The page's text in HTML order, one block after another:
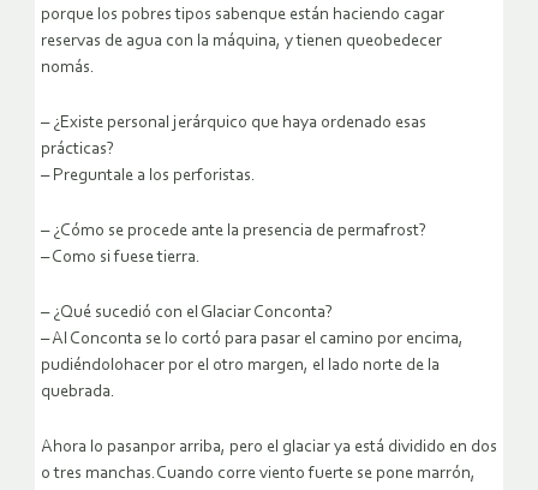
porque los pobres tipos sabenque están haciendo cagar
reservas de agua con la máquina, y tienen queobedecer
nomás.
– ¿Existe personal jerárquico que haya ordenado esas
prácticas?
– Preguntale a los perforistas.
– ¿Cómo se procede ante la presencia de permafrost?
– Como si fuese tierra.
– ¿Qué sucedió con el Glaciar Conconta?
– Al Conconta se lo cortó para pasar el camino por encima,
pudiéndolohacer por el otro margen, el lado norte de la
quebrada.
Ahora lo pasanpor arriba, pero el glaciar ya está dividido en dos
o tres manchas.Cuando corre viento fuerte se pone marrón,